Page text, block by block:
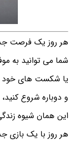
هر روز یک فرصت
شما می توانید به
یا شکست های خود
و دوباره شروع کنید،
این همان شیوه
هر روز با یک بازی